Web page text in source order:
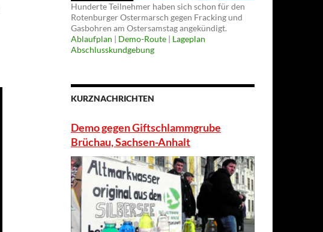
Hunderte Teilnehmer haben sich schon für den
Rotenburger Ostermarsch gegen Fracking und
Gasbohren am Ostersamstag angekündigt.
Ablaufplan | Demo-Route | Lageplan
Abschlusskundgebung
KURZNACHRICHTEN
Demo gegen Giftschlammgrube
Brüchau, Sachsen-Anhalt